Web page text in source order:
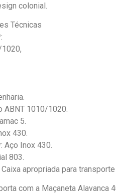
colonial.
Técnicas
ABNT 1010/1020.
5.
430.
Aço Inox 430.
803.
apropriada para
com a Maçaneta Alavanca